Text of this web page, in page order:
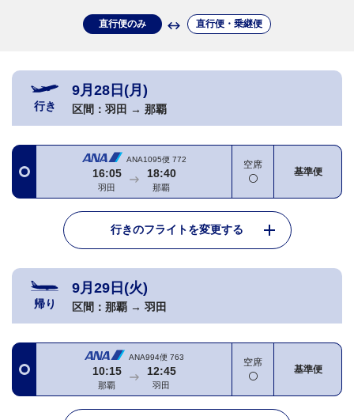
直行便のみ 直行便・乗継便
行き
9月28日(月)
区間： 羽田 → 那覇
ANA1095便 772
16:05
羽田
18:40
那覇
空席
基準便
行きのフライトを変更する
帰り
9月29日(火)
区間： 那覇 → 羽田
ANA994便 763
10:15
那覇
12:45
羽田
空席
基準便